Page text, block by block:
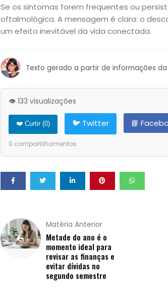
Filhos
Notícias
Opinião
Pets
Receitas
Saúde
e
Qualidade
de
Vida
Sexualidade
Se os sintomas forem frequentes ou
oftalmológica. A mensagem é clara: o
um efeito inevitável da vida conectada.
Texto gerado a partir de informações
👁️ 133 visualizações
❤️ Curtir (0) 🐦 Twitter 📘
0 compartilhamentos
Matéria Anterior
Metade do ano é o
momento ideal para
revisar as finanças e
evitar dívidas no
segundo semestre